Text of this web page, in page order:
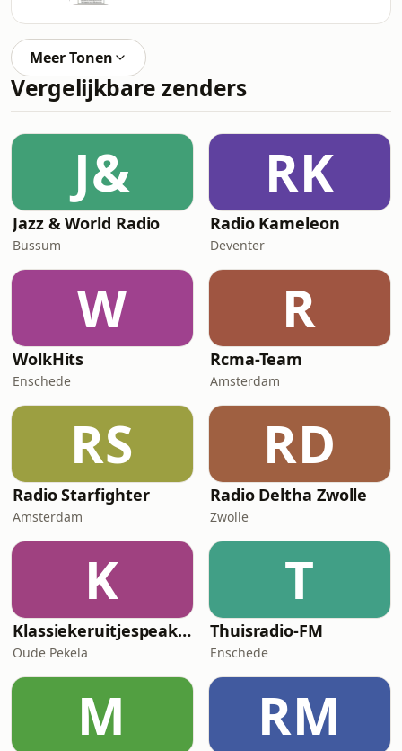
Meer Tonen
Vergelijkbare zenders
J&
Jazz & World Radio
Bussum
RK
Radio Kameleon
Deventer
W
WolkHits
Enschede
R
Rcma-Team
Amsterdam
RS
Radio Starfighter
Amsterdam
RD
Radio Deltha Zwolle
Zwolle
K
Klassiekeruitjespeaker
Oude Pekela
T
Thuisradio-FM
Enschede
M RM